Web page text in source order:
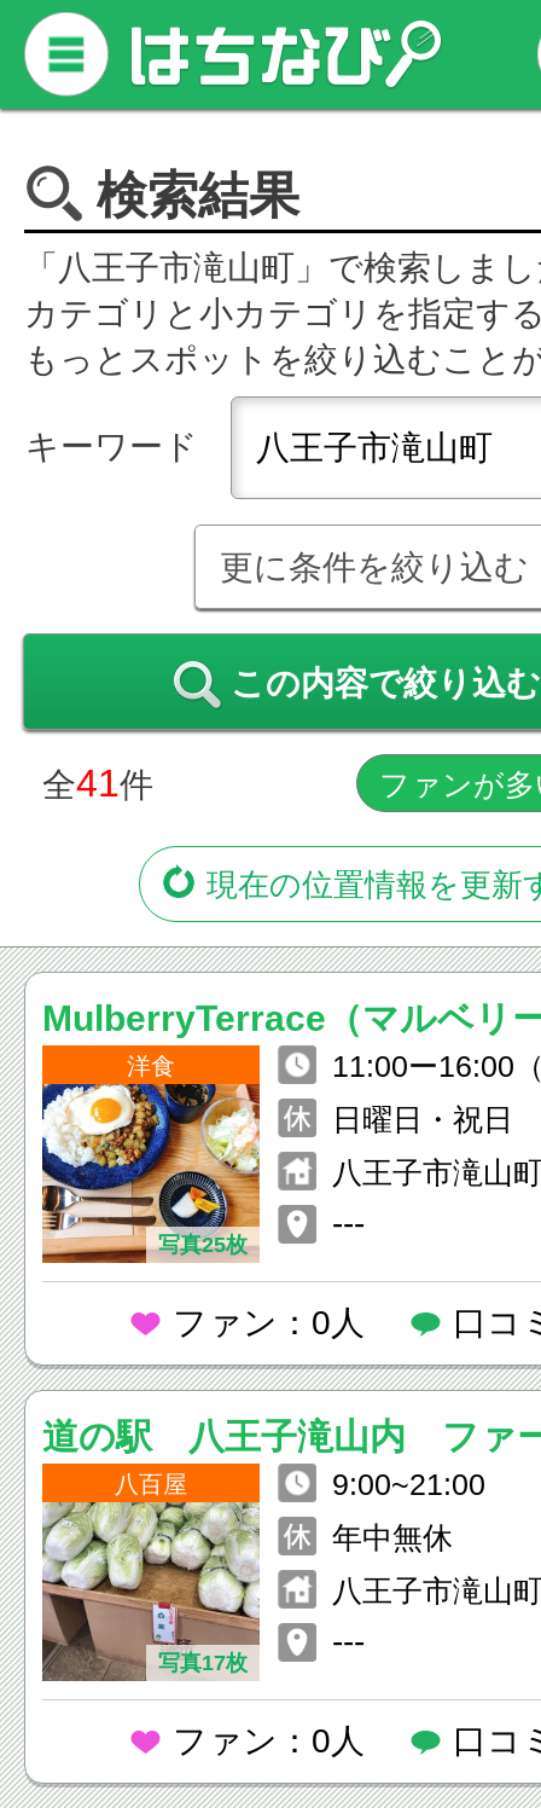
検索結果
「八王子市滝山町」で検索しま
カテゴリと小カテゴリを指定す
もっとスポットを絞り込むこと
キーワード
更に条件を絞り込む
この内容で絞り込む
全41件
現在の位置情報を更新
MulberryTerrace（マルベリ
洋食
写真25枚
11:00ー16:00
ダー15:30）
日曜日・祝日
八王子市滝山
---
ファン：0人 口コ
道の駅 八王子滝山内 ファ
八百屋
写真17枚
9:00~21:00
年中無休
八王子市滝山
---
ファン：0人 口コ